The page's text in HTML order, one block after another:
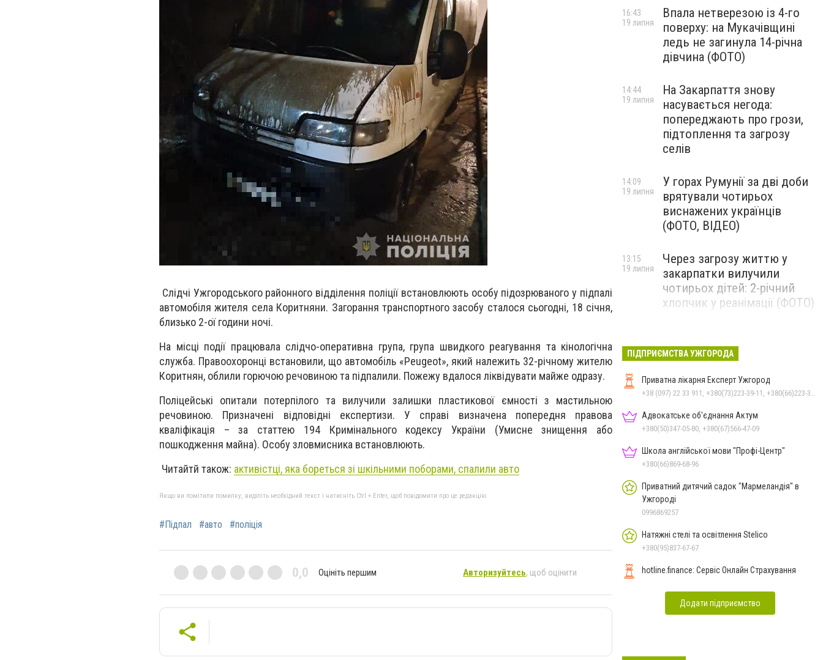
Слідчі Ужгородського районного відділення поліції встановлюють особу підозрюваного у підпалі
автомобіля жителя села Коритняни. Загорання транспортного засобу сталося сьогодні, 18 січня,
близько 2-ої години ночі.
На місці події працювала слідчо-оперативна група, група швидкого реагування та кінологічна
служба. Правоохоронці встановили, що автомобіль «Peugeot», який належить 32-річному жителю
Коритнян, облили горючою речовиною та підпалили. Пожежу вдалося ліквідувати майже одразу.
Поліцейські опитали потерпілого та вилучили залишки пластикової ємності з мастильною
речовиною. Призначені відповідні експертизи. У справі визначена попередня правова
кваліфікація – за статтею 194 Кримінального кодексу України (Умисне знищення або
пошкодження майна). Особу зловмисника встановлюють.
Читайтй також: активістці, яка бореться зі шкільними поборами, спалили авто
Якщо ви помітили помилку, виділіть необхідний текст і натисніть Ctrl + Enter, щоб повідомити про це редакцію
#Підпал #авто #поліція
0,0 Оцініть першим Авторизуйтесь, щоб оцінити
Впала нетверезою із 4-го
поверху: на Мукачівщині
ледь не загинула 14-річна
дівчина (ФОТО)
16:43
19 липня
На Закарпаття знову
насувається негода:
попереджають про грози,
підтоплення та загрозу
селів
14:44
19 липня
У горах Румунії за дві доби
врятували чотирьох
виснажених українців
(ФОТО, ВІДЕО)
14:09
19 липня
Через загрозу життю у
закарпатки вилучили
чотирьох дітей: 2-річний
хлопчик у реанімації (ФОТО)
13:15
19 липня
полеглим захисником
Артемом Ромчаком
19 липня
ПІДПРИЄМСТВА УЖГОРОДА
Приватна лікарня Експерт Ужгород
+38 (097) 22 33 911, +380(73)223-39-11, +380(66)223-39-11
Адвокатське об'єднання Актум
+380(50)347-05-80, +380(67)566-47-09
Школа англійської мови "Профі-Центр"
+380(66)869-68-96
Приватний дитячий садок "Мармеландія" в
Ужгороді
0996869257
Натяжні стелі та освітлення Stelico
+380(95)837-67-67
hotline.finance: Сервіс Онлайн Страхування
Додати підприємство